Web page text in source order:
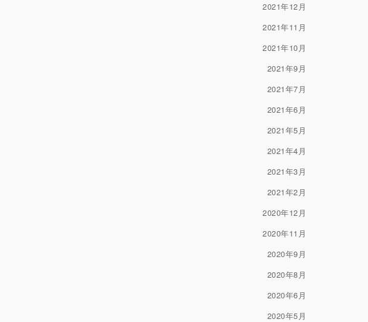
2021年12月
2021年11月
2021年10月
2021年9月
2021年7月
2021年6月
2021年5月
2021年4月
2021年3月
2021年2月
2020年12月
2020年11月
2020年9月
2020年8月
2020年6月
2020年5月